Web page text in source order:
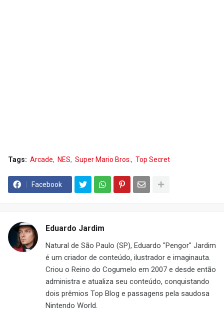
Tags: Arcade NES Super Mario Bros. Top Secret
Facebook
Eduardo Jardim
Natural de São Paulo (SP), Eduardo "Pengor" Jardim
é um criador de conteúdo, ilustrador e imaginauta.
Criou o Reino do Cogumelo em 2007 e desde então
administra e atualiza seu conteúdo, conquistando
dois prêmios Top Blog e passagens pela saudosa
Nintendo World.